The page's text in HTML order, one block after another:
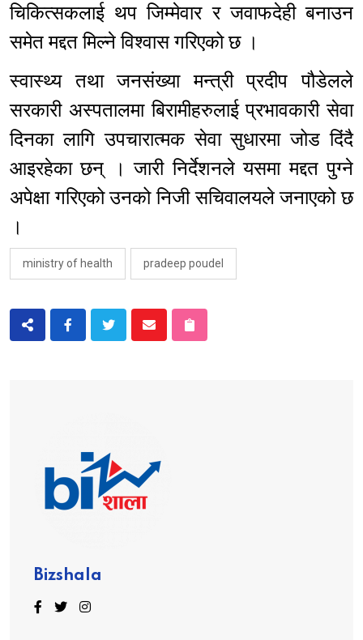
चिकित्सकलाई थप जिम्मेवार र जवाफदेही बनाउन
समेत मद्दत मिल्ने विश्वास गरिएको छ ।
स्वास्थ्य तथा जनसंख्या मन्त्री प्रदीप पौडेलले
सरकारी अस्पतालमा बिरामीहरुलाई प्रभावकारी सेवा
दिनका लागि उपचारात्मक सेवा सुधारमा जोड दिंदै
आइरहेका छन् । जारी निर्देशनले यसमा मद्दत पुग्ने
अपेक्षा गरिएको उनको निजी सचिवालयले जनाएको छ
।
ministry of health pradeep poudel
Bizshala